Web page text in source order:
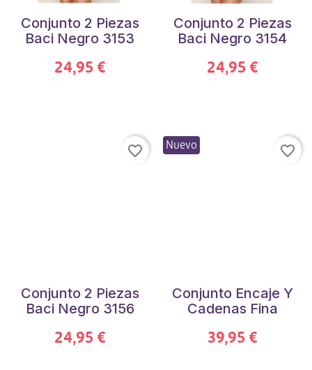
Conjunto 2 Piezas
Baci Negro 3153
24,95 €
Conjunto 2 Piezas
Baci Negro 3154
24,95 €
Conjunto 2 Piezas
Baci Negro 3156
24,95 €
favorite_border Nuevo
Conjunto Encaje Y
Cadenas Fina
39,95 €
favorite_border